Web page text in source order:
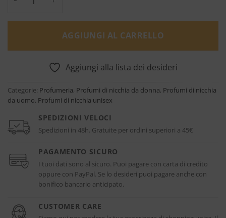
AGGIUNGI AL CARRELLO
Aggiungi alla lista dei desideri
Categorie: Profumeria, Profumi di nicchia da donna, Profumi di nicchia
da uomo, Profumi di nicchia unisex
SPEDIZIONI VELOCI
Spedizioni in 48h. Gratuite per ordini superiori a 45€
PAGAMENTO SICURO
I tuoi dati sono al sicuro. Puoi pagare con carta di credito
oppure con PayPal. Se lo desideri puoi pagare anche con
bonifico bancario anticipato.
CUSTOMER CARE